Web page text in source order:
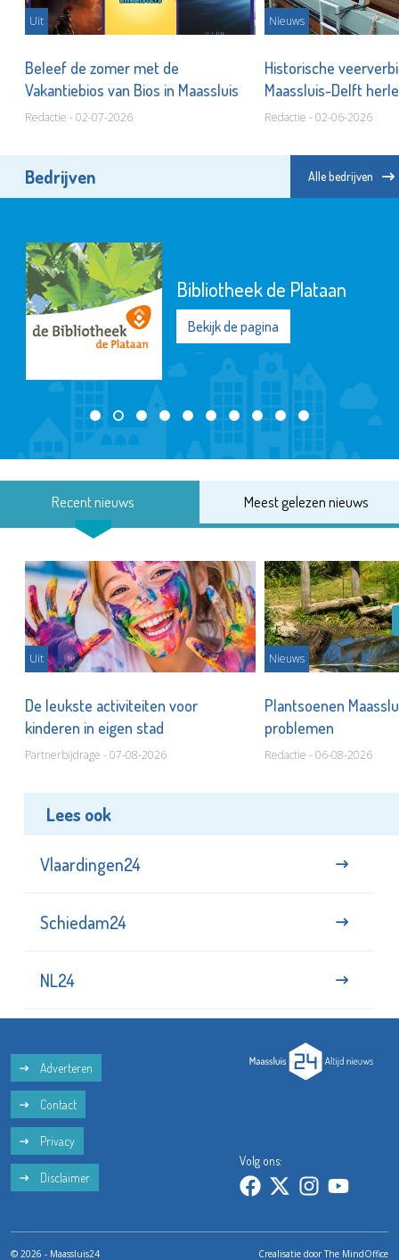
Uit
Beleef de zomer met de
Vakantiebios van Bios in Maassluis
Redactie - 02-07-2026
Nieuws
Historische
Maassluis-Delft
Redactie - 02-06-2026
Bedrijven Alle bedrijven
Bibliotheek de Plataan
Bekijk de pagina
Recent nieuws Meest gelezen nieuws
Uit
De leukste activiteiten voor
kinderen in eigen stad
Partnerbijdrage - 07-08-2026
Nieuws
Plantsoenen
problemen
Redactie - 06-08-2026
Lees ook
Vlaardingen24
Schiedam24
NL24
Adverteren
Contact
Privacy
Disclaimer
Volg ons:
© 2026 - Maassluis24 Crealisatie doorThe MindOffice